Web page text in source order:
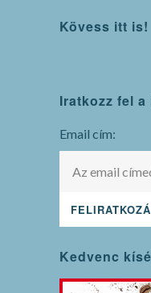
Kövess itt is!
Iratkozz fel
Email cím:
Kedvenc